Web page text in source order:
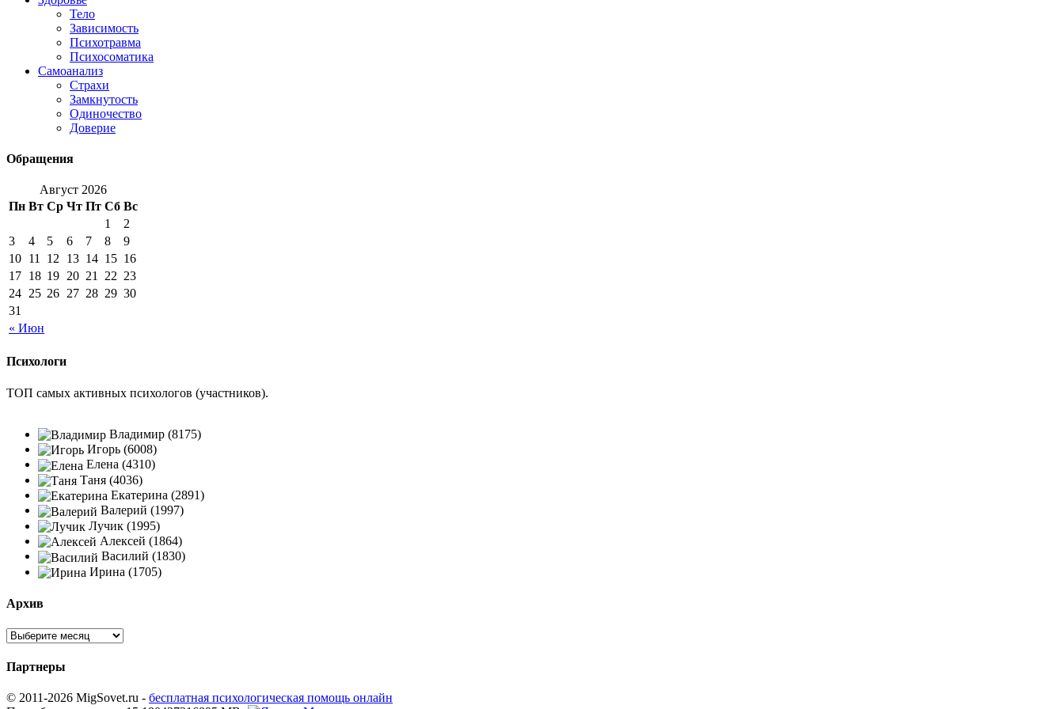
Тело
Зависимость
Психотравма
Психосоматика
Самоанализ
Страхи
Замкнутость
Одиночество
Доверие
Обращения
Август 2026
Пн Вт Ср Чт Пт Сб Вс
« Июн
1
2
3
4 5 6 7 8
9
10 11 12 13 14 15 16
17 18 19 20 21 22 23
24 25 26 27 28 29 30
31
Психологи
ТОП самых активных психологов (участников).
Владимир (8175)
Игорь (6008)
Елена (4310)
Таня (4036)
Екатерина (2891)
Валерий (1997)
Лучик (1995)
Алексей (1864)
Василий (1830)
Ирина (1705)
Архив
Партнеры
© 2011-2026 MigSovet.ru - бесплатная психологическая помощь онлайн